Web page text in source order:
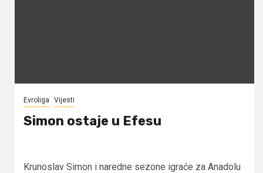
Evroliga Vijesti
Simon ostaje u Efesu
Krunoslav Simon i naredne sezone igraće za Anadolu